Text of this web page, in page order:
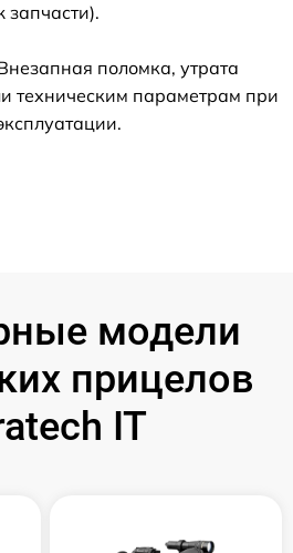
поломка, утрата
техническим параметрам при
модели
прицелов
IT